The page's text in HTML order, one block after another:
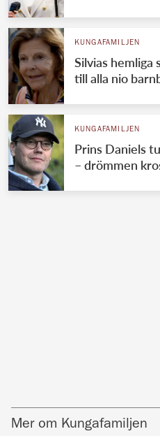
KUNGAFAMILJEN
Silvias hemliga
till alla nio
KUNGAFAMILJEN
Prins Daniels
– drömmen
Mer om Kungafamiljen